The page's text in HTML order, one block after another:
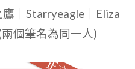
鷹｜Starryeagle｜Eliza
個筆名為同一人)